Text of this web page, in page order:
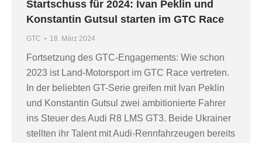
Startschuss für 2024: Ivan Peklin und
Konstantin Gutsul starten im GTC Race
GTC 18. März 2024
Fortsetzung des GTC-Engagements: Wie schon
2023 ist Land-Motorsport im GTC Race vertreten.
In der beliebten GT-Serie greifen mit Ivan Peklin
und Konstantin Gutsul zwei ambitionierte Fahrer
ins Steuer des Audi R8 LMS GT3. Beide Ukrainer
stellten ihr Talent mit Audi-Rennfahrzeugen bereits